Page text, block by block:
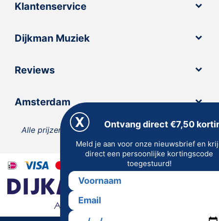
Klantenservice
Dijkman Muziek
Reviews
Amsterdam
Alle prijzen zijn inclusief 21% BTW, tenzij anders
vermeld.
Ontvang direct €7,50
Meld je aan voor onze nieuwsbrief en
direct een persoonlijke kortingscode
toegestuurd!